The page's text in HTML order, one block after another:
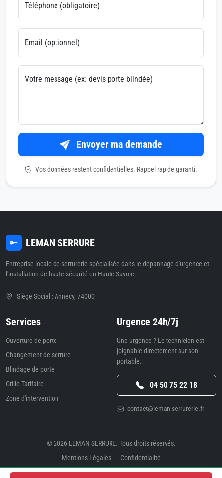
Téléphone (obligatoire)
Email (optionnel)
Votre message (ex: devis porte blindée)
Envoyer ma demande
Vos données restent confidentielles. Rappel rapide garanti.
LEMAN SERRURE
Entreprise locale de serrurerie spécialisée dans le dépannage d'urgence et
l'installation de haute sécurité en Haute-Savoie.
Siège Social : Annecy, 74000
Services
Ouverture de porte
Changement de serrure
Blindage de porte
Grille Tarifaire
Zone d'intervention
Urgence 24h/7j
Une urgence ? Le technicien est
joignable directement sur son
portable.
04 50 75 22 18
contact@leman-serrurerie.fr
© 2026 LEMAN SERRURE. Tous droits réservés.
Mentions Légales
Confidentialité